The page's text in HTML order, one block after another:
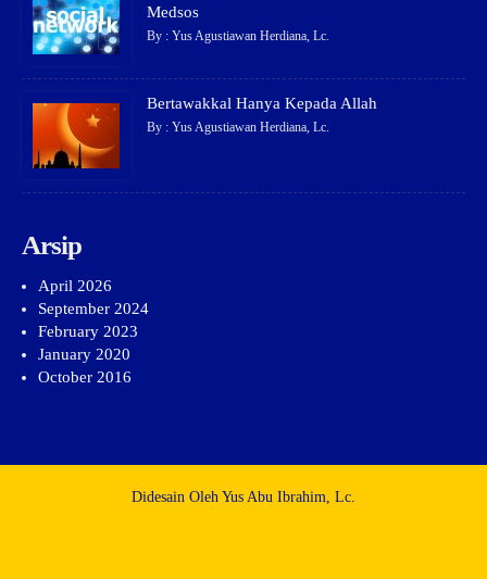
Medsos
By : Yus Agustiawan Herdiana, Lc.
Bertawakkal Hanya Kepada Allah
By : Yus Agustiawan Herdiana, Lc.
Arsip
April 2026
September 2024
February 2023
January 2020
October 2016
Didesain Oleh Yus Abu Ibrahim, Lc.